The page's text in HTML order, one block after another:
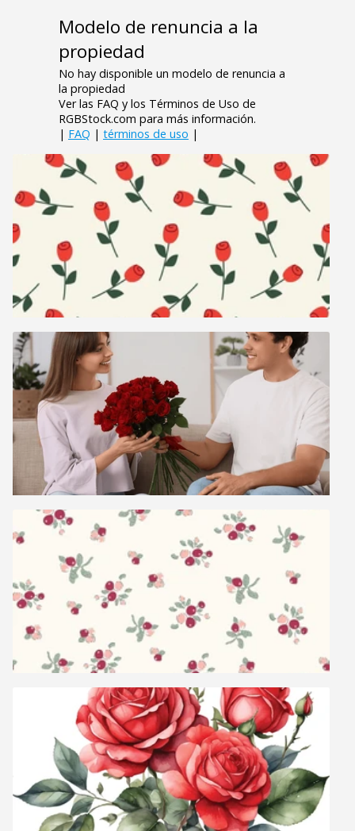
Modelo de renuncia a la
propiedad
No hay disponible un modelo de renuncia a
la propiedad
Ver las FAQ y los Términos de Uso de
RGBStock.com para más información.
| FAQ | términos de uso |